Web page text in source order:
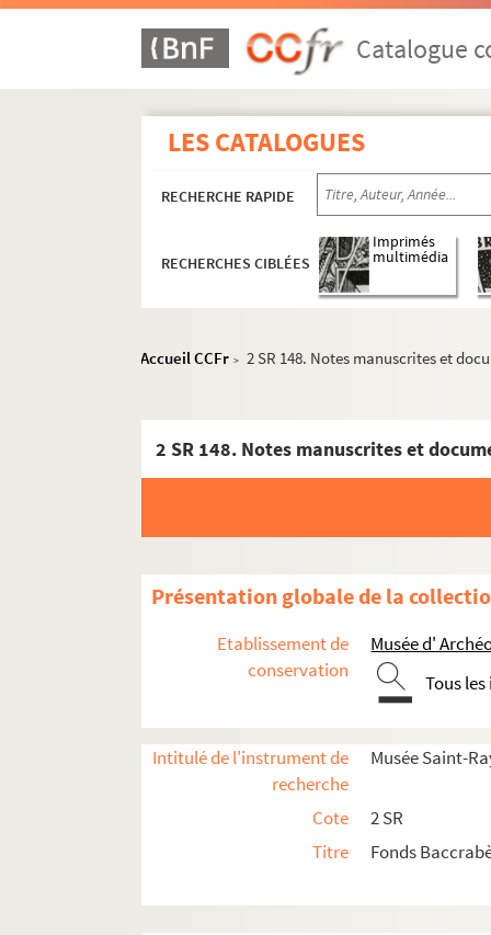
Catalogue
LES CATALOGUES
RECHERCHE RAPIDE
RECHERCHES CIBLÉES
Imprimés
multimédia
Accueil CCFr > 2 SR 148. Notes manuscrites et
2 SR 148. Notes manuscrites et
Présentation globale de la
Etablissement de
conservation
Musée d'
Tous
Intitulé de l'instrument de
recherche
Musée Saint-
Cote
2 SR
Titre
Fonds